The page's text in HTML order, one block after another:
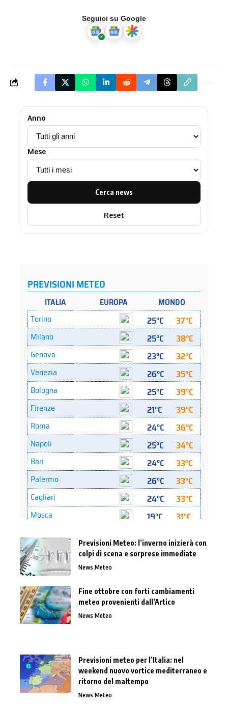
Seguici su Google
Anno
Mese
Cerca news
Reset
Previsioni Meteo: l’inverno inizierà con
colpi di scena e sorprese immediate
News Meteo
Fine ottobre con forti cambiamenti
meteo provenienti dall’Artico
News Meteo
Previsioni meteo per l’Italia: nel
weekend nuovo vortice mediterraneo e
ritorno del maltempo
News Meteo